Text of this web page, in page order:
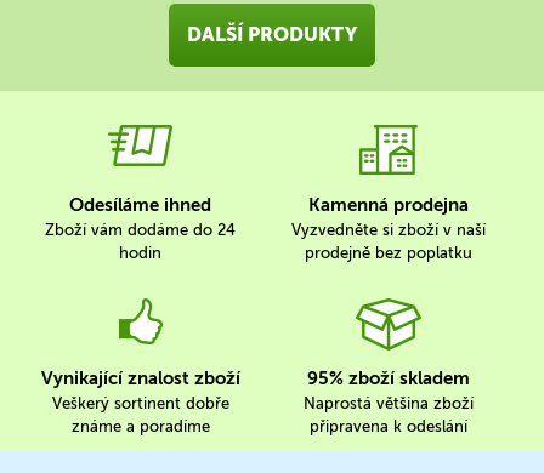
DALŠÍ PRODUKTY
Odesíláme ihned
Zboží vám dodáme do 24
hodin
Kamenná prodejna
Vyzvedněte si zboží v naší
prodejně bez poplatku
Vynikající znalost zboží
Veškerý sortinent dobře
známe a poradíme
95% zboží skladem
Naprostá většina zboží
připravena k odeslání